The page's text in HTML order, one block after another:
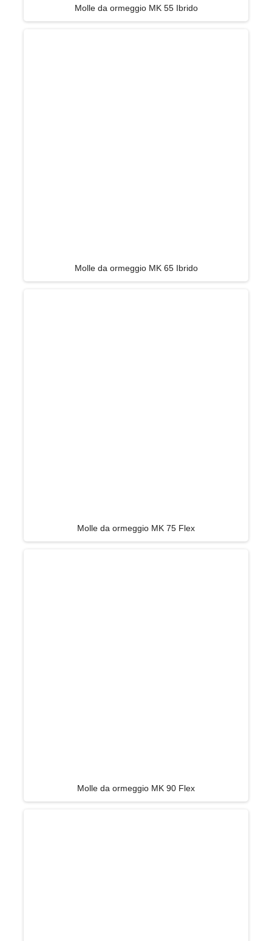
Molle da ormeggio MK 55 Ibrido
Molle da ormeggio MK 65 Ibrido
Molle da ormeggio MK 75 Flex
Molle da ormeggio MK 90 Flex